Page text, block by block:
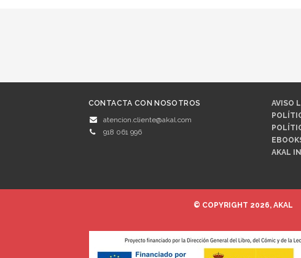
CONTACTA CON NOSOTROS
atencion.cliente@akal.com
918 061 996
AVISO
AKAL
© COPYRIGHT 2026, AKAL